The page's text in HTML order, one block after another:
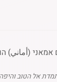
(أماني)
הטוב והיפה